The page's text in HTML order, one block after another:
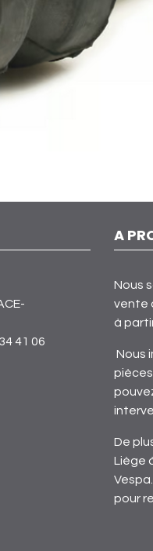
41 06
A
Nous
vente
à
Nous
De
Liège
pour